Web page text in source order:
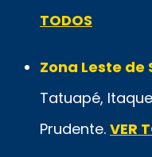
TODOS
Zona Leste de
Tatuapé,
Prudente. VER